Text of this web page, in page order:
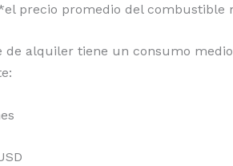
precio promedio del combustible
de alquiler tiene un consumo